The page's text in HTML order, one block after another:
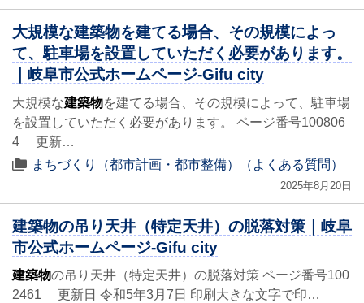
大規模な建築物を建てる場合、その規模によっ
て、駐車場を設置していただく必要があります。
｜岐阜市公式ホームページ-Gifu city
大規模な建築物を建てる場合、その規模によって、駐車場
を設置していただく必要があります。 ページ番号100806
4 更新…
まちづくり（都市計画・都市整備）（よくある質問）
2025年8月20日
建築物の吊り天井（特定天井）の脱落対策｜岐阜
市公式ホームページ-Gifu city
建築物の吊り天井（特定天井）の脱落対策 ページ番号100
2461 更新日 令和5年3月7日 印刷大きな文字で印…